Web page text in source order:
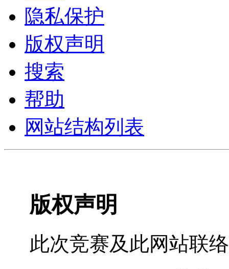
隐私保护
版权声明
搜索
帮助
网站结构列表
版权声明
此次竞赛及此网站联